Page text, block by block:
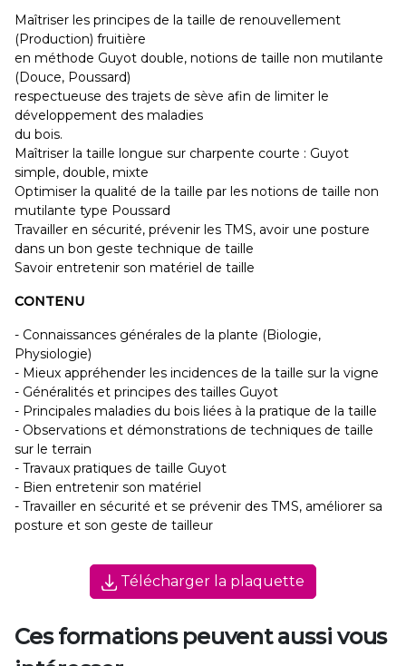
Maîtriser les principes de la taille de renouvellement
(Production) fruitière
en méthode Guyot double, notions de taille non mutilante
(Douce, Poussard)
respectueuse des trajets de sève afin de limiter le
développement des maladies
du bois.
Maîtriser la taille longue sur charpente courte : Guyot
simple, double, mixte
Optimiser la qualité de la taille par les notions de taille non
mutilante type Poussard
Travailler en sécurité, prévenir les TMS, avoir une posture
dans un bon geste technique de taille
Savoir entretenir son matériel de taille
CONTENU
- Connaissances générales de la plante (Biologie,
Physiologie)
- Mieux appréhender les incidences de la taille sur la vigne
- Généralités et principes des tailles Guyot
- Principales maladies du bois liées à la pratique de la taille
- Observations et démonstrations de techniques de taille
sur le terrain
- Travaux pratiques de taille Guyot
- Bien entretenir son matériel
- Travailler en sécurité et se prévenir des TMS, améliorer sa
posture et son geste de tailleur
Télécharger la plaquette
Ces formations peuvent aussi vous